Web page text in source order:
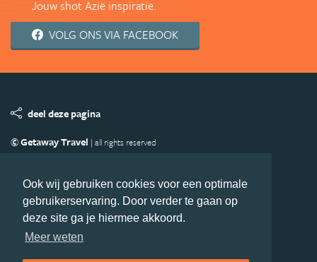
Ook wij gebruiken cookies voor een optimale
gebruikerservaring. Door verder te gaan op
deze site ga je hiermee akkoord.
Meer weten
Jouw shot Azië inspiratie.
VOLG ONS VIA FACEBOOK
deel deze pagina
© Getaway Travel | all rights reserved
Copyright
Privacy statement Disclaimer
Cookies
Volg Azie.nl
Nieuwsbrief
Facebook